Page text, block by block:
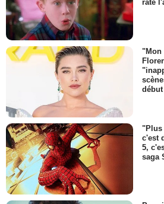
raté
"Mon
"Plus
c'est
5,
saga